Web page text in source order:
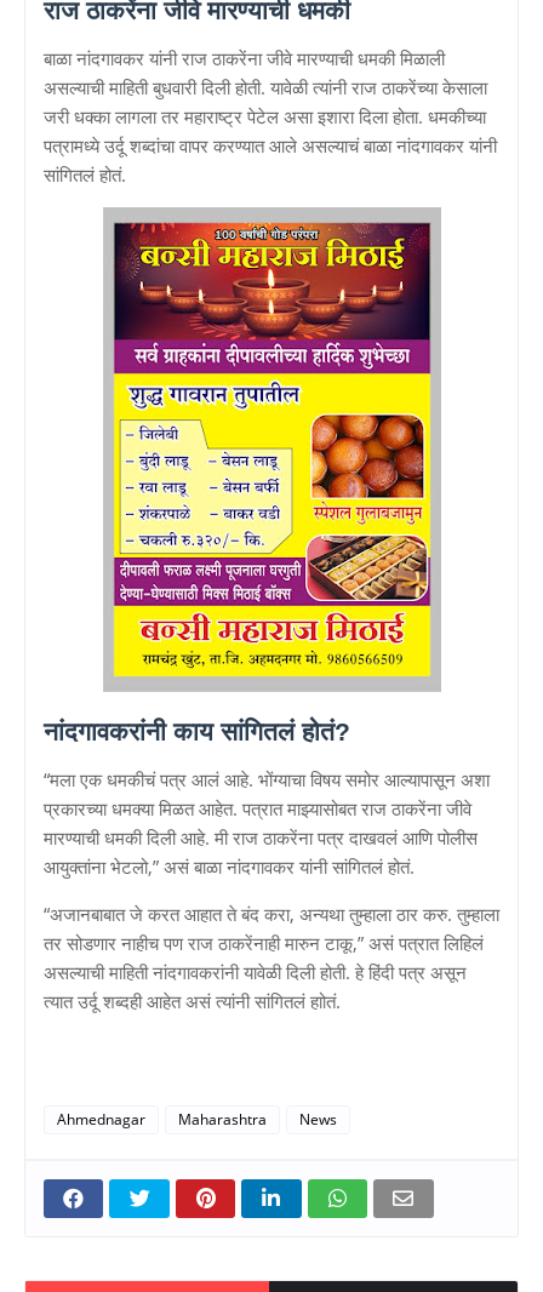
राज ठाकरेंना जीवे मारण्याची धमकी
बाळा नांदगावकर यांनी राज ठाकरेंना जीवे मारण्याची धमकी मिळाली
असल्याची माहिती बुधवारी दिली होती. यावेळी त्यांनी राज ठाकरेंच्या केसाला
जरी धक्का लागला तर महाराष्ट्र पेटेल असा इशारा दिला होता. धमकीच्या
पत्रामध्ये उर्दू शब्दांचा वापर करण्यात आले असल्याचं बाळा नांदगावकर यांनी
सांगितलं होतं.
नांदगावकरांनी काय सांगितलं होतं?
“मला एक धमकीचं पत्र आलं आहे. भोंग्याचा विषय समोर आल्यापासून अशा
प्रकारच्या धमक्या मिळत आहेत. पत्रात माझ्यासोबत राज ठाकरेंना जीवे
मारण्याची धमकी दिली आहे. मी राज ठाकरेंना पत्र दाखवलं आणि पोलीस
आयुक्तांना भेटलो,” असं बाळा नांदगावकर यांनी सांगितलं होतं.
“अजानबाबात जे करत आहात ते बंद करा, अन्यथा तुम्हाला ठार करु. तुम्हाला
तर सोडणार नाहीच पण राज ठाकरेंनाही मारुन टाकू,” असं पत्रात लिहिलं
असल्याची माहिती नांदगावकरांनी यावेळी दिली होती. हे हिंदी पत्र असून
त्यात उर्दू शब्दही आहेत असं त्यांनी सांगितलं हाोतं.
Ahmednagar Maharashtra News